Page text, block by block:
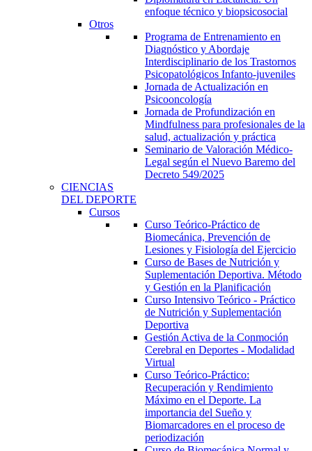
enfoque técnico y biopsicosocial
Otros
Programa de Entrenamiento en
Diagnóstico y Abordaje
Interdisciplinario de los Trastornos
Psicopatológicos Infanto-juveniles
Jornada de Actualización en
Psicooncología
Jornada de Profundización en
Mindfulness para profesionales de la
salud, actualización y práctica
Seminario de Valoración Médico-
Legal según el Nuevo Baremo del
Decreto 549/2025
CIENCIAS
DEL DEPORTE
Cursos
Curso Teórico-Práctico de
Biomecánica, Prevención de
Lesiones y Fisiología del Ejercicio
Curso de Bases de Nutrición y
Suplementación Deportiva. Método
y Gestión en la Planificación
Curso Intensivo Teórico - Práctico
de Nutrición y Suplementación
Deportiva
Gestión Activa de la Conmoción
Cerebral en Deportes - Modalidad
Virtual
Curso Teórico-Práctico:
Recuperación y Rendimiento
Máximo en el Deporte. La
importancia del Sueño y
Biomarcadores en el proceso de
periodización